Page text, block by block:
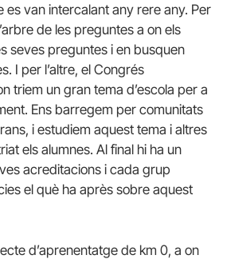
es van intercalant any rere any. Per
de les preguntes a on els
seves preguntes i en busquen
I per l’altre, el Congrés
triem un gran tema d’escola per a
Ens barregem per comunitats
i estudiem aquest tema i altres
els alumnes. Al final hi ha un
acreditacions i cada grup
el què ha après sobre aquest
d’aprenentatge de km 0, a on